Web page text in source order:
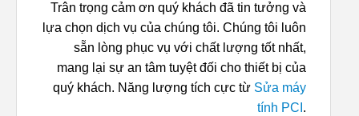
Trân trọng cảm ơn quý khách đã tin tưởng và
lựa chọn dịch vụ của chúng tôi. Chúng tôi luôn
sẵn lòng phục vụ với chất lượng tốt nhất,
mang lại sự an tâm tuyệt đối cho thiết bị của
quý khách. Năng lượng tích cực từ Sửa máy
tính PCI .